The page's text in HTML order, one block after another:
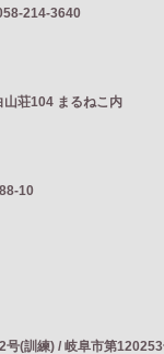
214-3640
荘104 まるねこ内
10
(訓練) / 岐阜市第